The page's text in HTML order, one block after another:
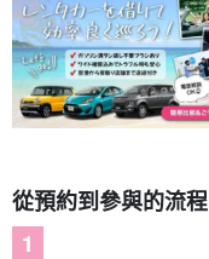
從預約到參與的流程